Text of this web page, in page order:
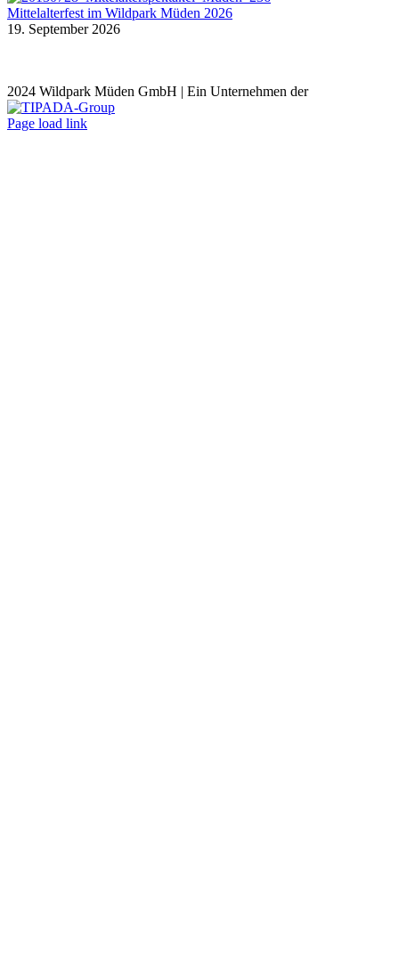
Mittelalterfest im Wildpark Müden 2026
19. September 2026
2024 Wildpark Müden GmbH | Ein Unternehmen der
Facebook
Instagram
YouTube
E-
Page load link